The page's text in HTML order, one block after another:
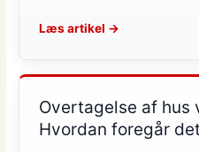
Læs artikel →
Overtagelse af hus
Hvordan foregår